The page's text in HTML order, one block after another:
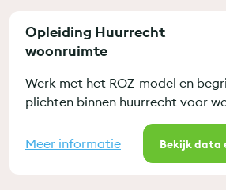
Opleiding Huurrecht
woonruimte
Werk met het ROZ-model en
plichten binnen huurrecht voor
Meer informatie Bekijk data